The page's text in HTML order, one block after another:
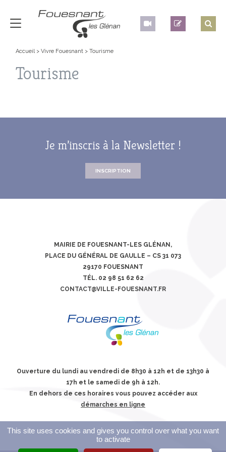
Accueil>Vivre Fouesnant >Tourisme
Tourisme
Je m’inscris à la Newsletter !
INSCRIPTION
MAIRIE DE FOUESNANT-LES GLÉNAN,
PLACE DU GÉNÉRAL DE GAULLE – CS 31 073
29170 FOUESNANT
TÉL. 02 98 51 62 62
CONTACT@VILLE-FOUESNANT.FR
Ouverture du lundi au vendredi de 8h30 à 12h et de 13h30 à
17h et le samedi de 9h à 12h.
En dehors de ces horaires vous pouvez accéder aux
démarches en ligne
This site uses cookies and gives you control over what you want
to activate